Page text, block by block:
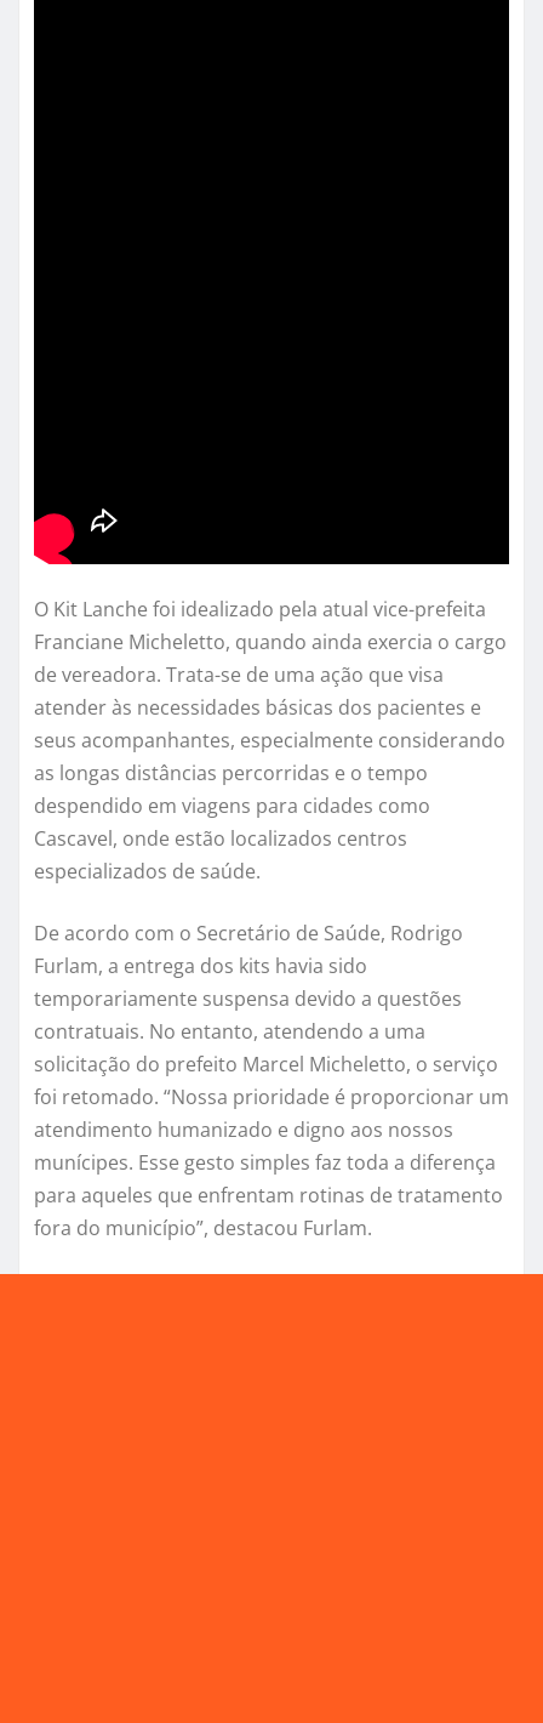
O Kit Lanche foi idealizado pela atual vice-prefeita
Franciane Micheletto, quando ainda exercia o cargo
de vereadora. Trata-se de uma ação que visa
atender às necessidades básicas dos pacientes e
seus acompanhantes, especialmente considerando
as longas distâncias percorridas e o tempo
despendido em viagens para cidades como
Cascavel, onde estão localizados centros
especializados de saúde.
De acordo com o Secretário de Saúde, Rodrigo
Furlam, a entrega dos kits havia sido
temporariamente suspensa devido a questões
contratuais. No entanto, atendendo a uma
solicitação do prefeito Marcel Micheletto, o serviço
foi retomado. “Nossa prioridade é proporcionar um
atendimento humanizado e digno aos nossos
munícipes. Esse gesto simples faz toda a diferença
para aqueles que enfrentam rotinas de tratamento
fora do município”, destacou Furlam.